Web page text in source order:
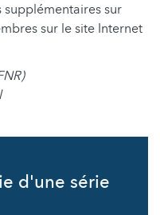
sur
sur le site Internet
d'une série